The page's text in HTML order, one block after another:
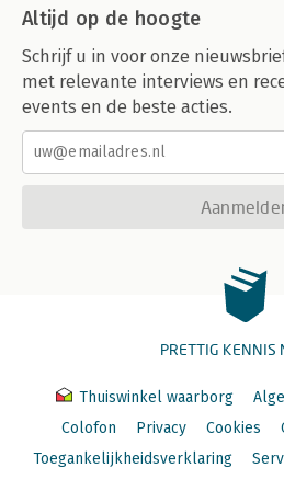
Herdefiniërende transacties
20. Symbiose
'Gezonde' tegenover 'ongezonde'
Symbiose en het script
Uitnodigingen tot symbiose
Symbiose van de tweede orde
Deel VI Het rechtvaardigen van onze
Racketgevoelens en authentieke
Zegels
Scriptovertuigingen en
Altijd op de hoogte
Schrijf u in voor onze
met relevante interviews en
events en de beste acties.
PRETTIG KENNIS
Thuiswinkel waarborg
Colofon
Privacy Cookies
Toegankelijkheidsverklaring